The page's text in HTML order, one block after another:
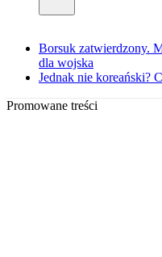
Borsuk zatwierdzony.
dla wojska
Jednak nie koreański?
Promowane treści